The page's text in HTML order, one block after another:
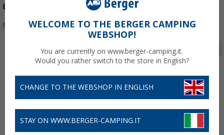
CUSCINI E COPRISEDILI
Filtrare per:
Pagina 1 da 2
-25% -60%
WELCOME TO THE BERGER CAMPING
WEBSHOP!
You are currently on www.berger-camping.it.
Would you rather switch to the store in English?
CHANGE TO THE WEBSHOP IN ENGLISH
STAY ON WWW.BERGER-CAMPING.IT